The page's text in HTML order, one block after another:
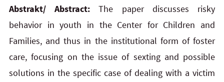
Abstrakt/ Abstract:The paper discusses risky
behavior in youth in the Center for Children and
Families, and thus in the institutional form of foster
care, focusing on the issue of sexting and possible
solutions in the specific case of dealing with a victim